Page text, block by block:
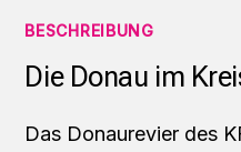
BESCHREIBUNG
Die Donau im
Das Donaurevier des